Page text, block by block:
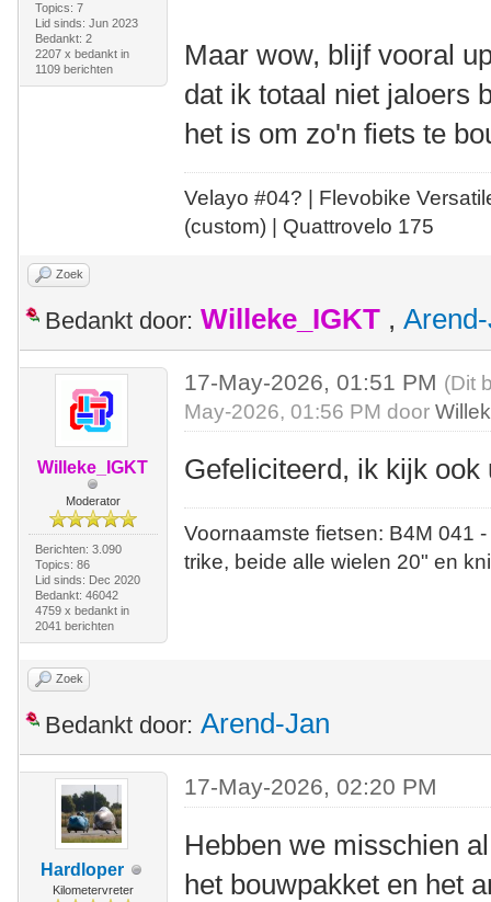
Topics: 7
Lid sinds: Jun 2023
Bedankt: 2
2207 x bedankt in
1109 berichten
Maar wow, blijf vooral
dat ik totaal niet jaloers
het is om zo'n fiets te
Velayo #04? | Flevobike
(custom) | Quattrovelo 175
Zoek
Bedankt door: Willeke_IGKT ,
Willeke_IGKT
Moderator
Berichten: 3.090
Topics: 86
Lid sinds: Dec 2020
Bedankt: 46042
4759 x bedankt in
2041 berichten
17-May-2026, 01:51 PM (Dit
May-2026, 01:56 PM door
Gefeliciteerd, ik kijk
Voornaamste fietsen: B4M
trike, beide alle wielen 20" en
Zoek
Bedankt door: Arend-Jan
Hardloper
Kilometervreter
17-May-2026, 02:20 PM
Hebben we misschien
het bouwpakket en het